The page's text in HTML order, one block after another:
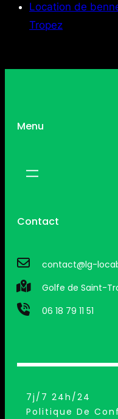
Location de
Tropez
Menu
Contact
contact@lg-
Golfe de Saint-
06 18 79 11 51
7j/7 24h/24
Politique De